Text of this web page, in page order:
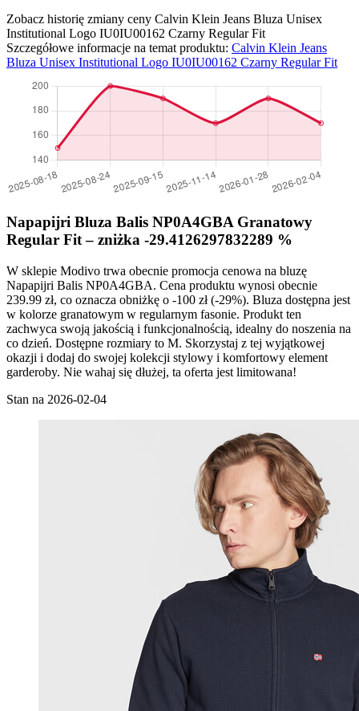
Zobacz historię zmiany ceny Calvin Klein Jeans Bluza Unisex
Institutional Logo IU0IU00162 Czarny Regular Fit
Szczegółowe informacje na temat produktu: Calvin Klein Jeans
Bluza Unisex Institutional Logo IU0IU00162 Czarny Regular Fit
Napapijri Bluza Balis NP0A4GBA Granatowy
Regular Fit – zniżka -29.4126297832289 %
W sklepie Modivo trwa obecnie promocja cenowa na bluzę
Napapijri Balis NP0A4GBA. Cena produktu wynosi obecnie
239.99 zł, co oznacza obniżkę o -100 zł (-29%). Bluza dostępna jest
w kolorze granatowym w regularnym fasonie. Produkt ten
zachwyca swoją jakością i funkcjonalnością, idealny do noszenia na
co dzień. Dostępne rozmiary to M. Skorzystaj z tej wyjątkowej
okazji i dodaj do swojej kolekcji stylowy i komfortowy element
garderoby. Nie wahaj się dłużej, ta oferta jest limitowana!
Stan na 2026-02-04